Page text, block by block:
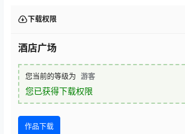
下载权限
酒店广场
您当前的等级为 游客
您已获得下载权限
作品下载